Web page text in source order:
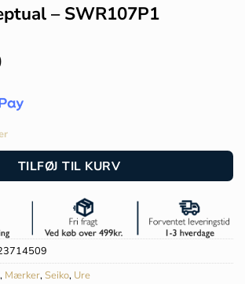
– SWR107P1
TILFØJ TIL KURV
, Mærker, Seiko, Ure